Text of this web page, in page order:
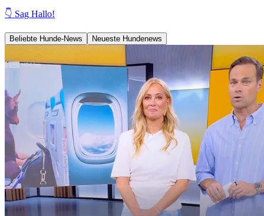
👇 Sag Hallo!
Beliebte Hunde-News Neueste Hundenews